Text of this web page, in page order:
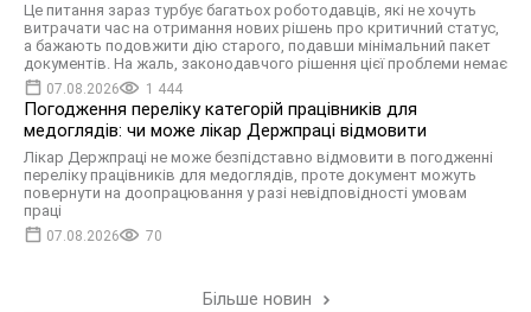
Це питання зараз турбує багатьох роботодавців, які не хочуть
витрачати час на отримання нових рішень про критичний статус,
а бажають подовжити дію старого, подавши мінімальний пакет
документів. На жаль, законодавчого рішення цієї проблеми немає
07.08.2026 1 444
Погодження переліку категорій працівників для
медоглядів: чи може лікар Держпраці відмовити
Лікар Держпраці не може безпідставно відмовити в погодженні
переліку працівників для медоглядів, проте документ можуть
повернути на доопрацювання у разі невідповідності умовам
праці
07.08.2026 70
Більше новин